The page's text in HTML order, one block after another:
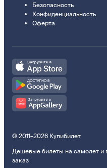
Безопасность
Конфиденциальность
Оферта
© 2011–2026 Купибилет
Дешевые билеты на самолет и
заказ